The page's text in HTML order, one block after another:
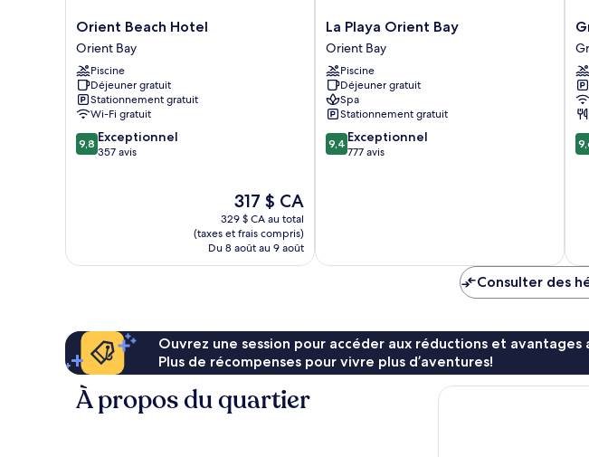
Orient
Beach
Hotel
Orient
Bay
Orient Beach Hotel
Orient Bay
Piscine
Déjeuner gratuit
Stationnement gratuit
Wi-Fi gratuit
9.8
sur
9,8 Exceptionnel
357 avis
Le
prix
est
de
317 $ CA
317 $ CA
329 $ CA au total
(taxes et frais compris)
Du 8 août au 9 août
La
Playa
Orient
Bay
Orient
Bay
La Playa Orient Bay
Orient Bay
Piscine
Déjeuner gratuit
Spa
Stationnement gratuit
9.4
sur
9,4 Exceptionnel
777 avis
Consulter des
Ouvrez une session pour accéder aux réductions et avantages
Plus de récompenses pour vivre plus d’aventures!
À propos du quartier